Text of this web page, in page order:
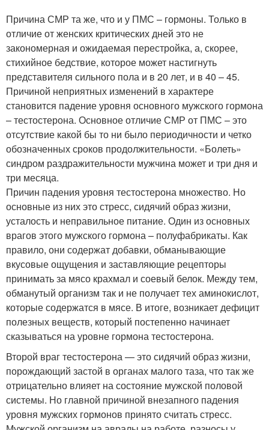
Причина СМР та же, что и у ПМС – гормоны. Только в
отличие от женских критических дней это не
закономерная и ожидаемая перестройка, а, скорее,
стихийное бедствие, которое может настигнуть
представителя сильного пола и в 20 лет, и в 40 – 45.
Причиной неприятных изменений в характере
становится падение уровня основного мужского гормона
– тестостерона. Основное отличие СМР от ПМС – это
отсутствие какой бы то ни было периодичности и четко
обозначенных сроков продолжительности. «Болеть»
синдром раздражительности мужчина может и три дня и
три месяца.
Причин падения уровня тестостерона множество. Но
основные из них это стресс, сидячий образ жизни,
усталость и неправильное питание. Один из основных
врагов этого мужского гормона – полуфабрикаты. Как
правило, они содержат добавки, обманывающие
вкусовые ощущения и заставляющие рецепторы
принимать за мясо крахмал и соевый белок. Между тем,
обманутый организм так и не получает тех аминокислот,
которые содержатся в мясе. В итоге, возникает дефицит
полезных веществ, который постепенно начинает
сказываться на уровне гормона тестостерона.
Второй враг тестостерона — это сидячий образ жизни,
порождающий застой в органах малого таза, что так же
отрицательно влияет на состояние мужской половой
системы. Но главной причиной внезапного падения
уровня мужских гормонов принято считать стресс.